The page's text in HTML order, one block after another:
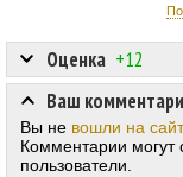
Оценка +12
Ваш
Вы не вошли на сайт
Комментарии могут
пользователи.